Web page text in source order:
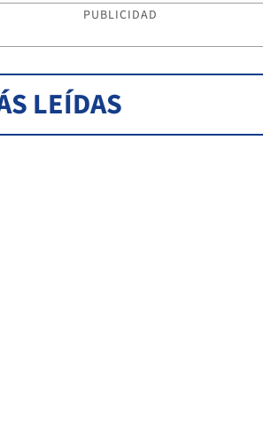
PUBLICIDAD
LEÍDAS